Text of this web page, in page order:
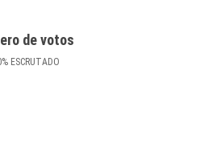
de votos
% ESCRUTADO